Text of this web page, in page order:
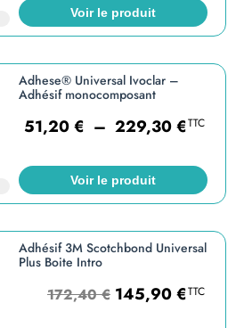
Voir le produit
Adhese® Universal Ivoclar –
Adhésif monocomposant
51,20€ – 229,30€TTC
Voir le produit
Adhésif 3M Scotchbond Universal
Plus Boite Intro
172,40€ 145,90€TTC